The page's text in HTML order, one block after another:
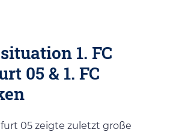
1. FC
05 & 1. FC
05 zeigte zuletzt große